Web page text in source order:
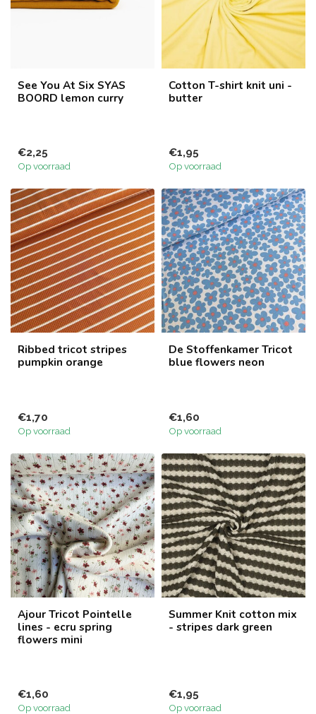
See You At Six SYAS
BOORD lemon curry
€2,25
Op voorraad
Cotton T-shirt knit uni -
butter
€1,95
Op voorraad
Ribbed tricot stripes
pumpkin orange
€1,70
Op voorraad
De Stoffenkamer Tricot
blue flowers neon
€1,60
Op voorraad
Ajour Tricot Pointelle
lines - ecru spring
flowers mini
€1,60
Op voorraad
Summer Knit cotton mix
- stripes dark green
€1,95
Op voorraad